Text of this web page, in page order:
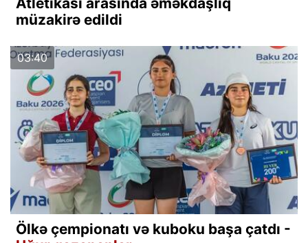
müzakirə edildi
03:40
Ölkə çempionatı və kuboku başa çatdı -